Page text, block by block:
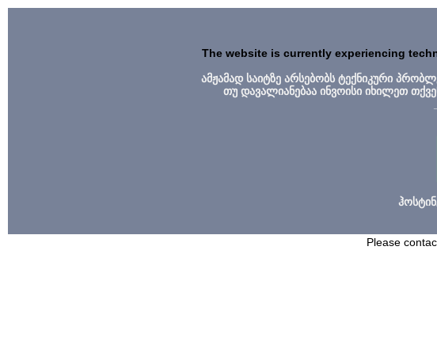
The website is currently experiencing
ამჟამად საიტზე არსებობს ტექნიკური
თუ დავალიანებაა ინვოისი იხილეთ
Please